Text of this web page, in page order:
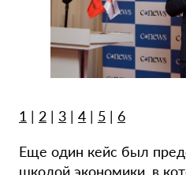
1 | 2 | 3 | 4 | 5 | 6
Еще один кейс был
школой экономики, в